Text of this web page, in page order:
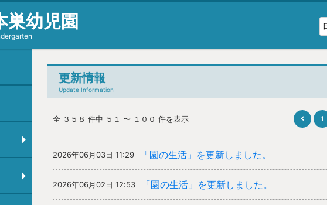
巣幼児園
更新情報
Update Information
全 ３５８ 件中 ５１ 〜 １００ 件を表示 1
2026年06月03日 11:29 「園の生活」を更新しました。
2026年06月02日 12:53 「園の生活」を更新しました。